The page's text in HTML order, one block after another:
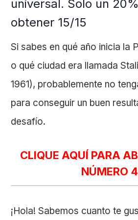
universal. Solo un
obtener 15/15
Si sabes en qué año inicia la
o qué ciudad era llamada
1961), probablemente no
para conseguir un buen
desafío.
CLIQUE AQUÍ PARA
NÚMERO 4
¡Hola! Sabemos cuanto te